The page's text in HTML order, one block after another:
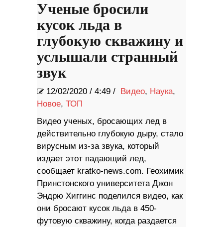
Ученые бросили
кусок льда в
глубокую скважину и
услышали странный
звук
12/02/2020 / 4:49 / Видео, Наука,
Новое, ТОП
Видео ученых, бросающих лед в
действительно глубокую дыру, стало
вирусным из-за звука, который
издает этот падающий лед,
сообщает kratko-news.com. Геохимик
Принстонского университета Джон
Эндрю Хиггинс поделился видео, как
они бросают кусок льда в 450-
футовую скважину, когда раздается